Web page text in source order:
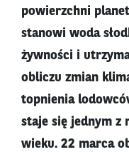
powierzchni
stanowi woda
żywności i
obliczu zmian
topnienia
staje się jednym z
wieku. 22 marca